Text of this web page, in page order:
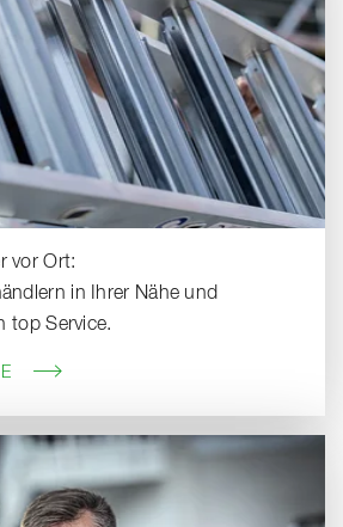
vor Ort:
in Ihrer Nähe und
top Service.